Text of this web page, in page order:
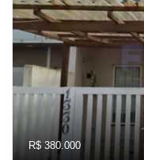
R$ 380.000